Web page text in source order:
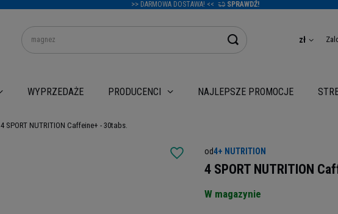
>> DARMOWA DOSTAWA! << SPRAWDŹ!
zł
WYPRZEDAŻE PRODUCENCI NAJLEPSZE PROMOCJE
4 SPORT NUTRITION Caffeine+ - 30tabs.
od4+ NUTRITION
4 SPORT NUTRITION
W magazynie